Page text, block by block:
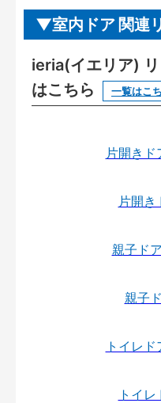
室内ドア 関連
ieria(イエリア)
はこちら
一覧はこ
片開きド
片開き
親子ド
親子
トイレ
トイ